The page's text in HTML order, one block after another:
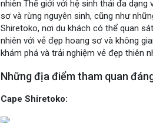
nhiên Thế giới với hệ sinh thái đa
sơ và rừng nguyên sinh, cũng như
Shiretoko, nơi du khách có thể quan
nhiên với vẻ đẹp hoang sơ và không
khám phá và trải nghiệm vẻ đẹp thiên
Những địa điểm tham quan
Cape Shiretoko: